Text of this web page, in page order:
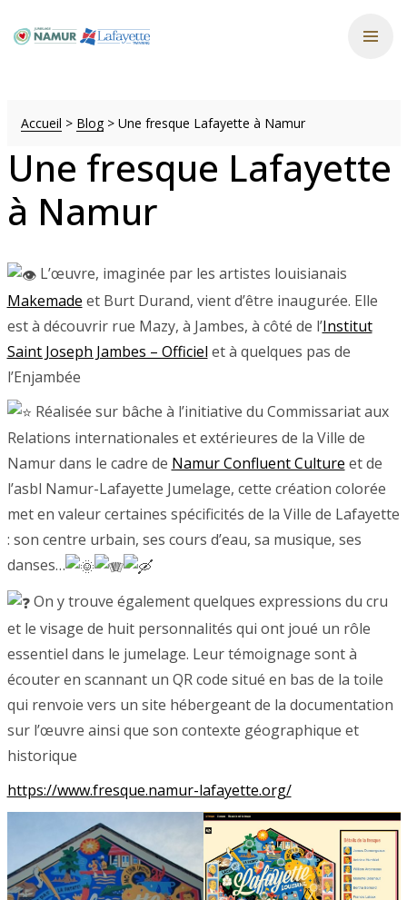
Accueil > Blog> Une fresque Lafayette à Namur
Une fresque Lafayette
à Namur
L’œuvre, imaginée par les artistes louisianais
Makemade et Burt Durand, vient d’être inaugurée. Elle
est à découvrir rue Mazy, à Jambes, à côté de l’Institut
Saint Joseph Jambes – Officiel et à quelques pas de
l’Enjambée
Réalisée sur bâche à l’initiative du Commissariat aux
Relations internationales et extérieures de la Ville de
Namur dans le cadre de Namur Confluent Culture et de
l’asbl Namur-Lafayette Jumelage, cette création colorée
met en valeur certaines spécificités de la Ville de Lafayette
: son centre urbain, ses cours d’eau, sa musique, ses
danses…
On y trouve également quelques expressions du cru
et le visage de huit personnalités qui ont joué un rôle
essentiel dans le jumelage. Leur témoignage sont à
écouter en scannant un QR code situé en bas de la toile
qui renvoie vers un site hébergeant de la documentation
sur l’œuvre ainsi que son contexte géographique et
historique
https://www.fresque.namur-lafayette.org/